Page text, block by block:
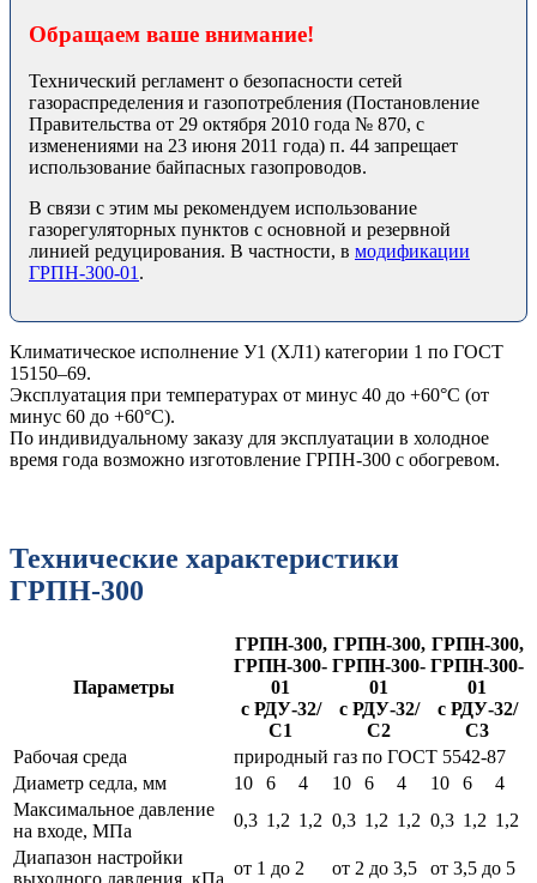
Обращаем ваше внимание!
Технический регламент о безопасности сетей
газораспределения и газопотребления (Постановление
Правительства от 29 октября 2010 года № 870, с
изменениями на 23 июня 2011 года) п. 44 запрещает
использование байпасных газопроводов.
В связи с этим мы рекомендуем использование
газорегуляторных пунктов с основной и резервной
линией редуцирования. В частности, в модификации
ГРПН-300-01 .
Климатическое исполнение У1 (ХЛ1) категории 1 по ГОСТ
15150–69.
Эксплуатация при температурах от минус 40 до +60°С (от
минус 60 до +60°С).
По индивидуальному заказу для эксплуатации в холодное
время года возможно изготовление ГРПН-300 с обогревом.
Технические характеристики
ГРПН-300
Параметры
ГРПН-300,
ГРПН-300-
01
с РДУ-32/
С1
ГРПН-300,
ГРПН-300-
01
с РДУ-32/
С2
ГРПН-300,
ГРПН-300-
01
с РДУ-32/
С3
Рабочая среда
природный газ по ГОСТ 5542-87
Диаметр седла, мм
10 6 4 10 6 4 10 6
4
Максимальное давление
на входе, МПа
0,3 1,2 1,2 0,3 1,2 1,2 0,3 1,2 1,2
Диапазон настройки
от 1 до 2 от 2 до 3,5 от 3,5 до 5